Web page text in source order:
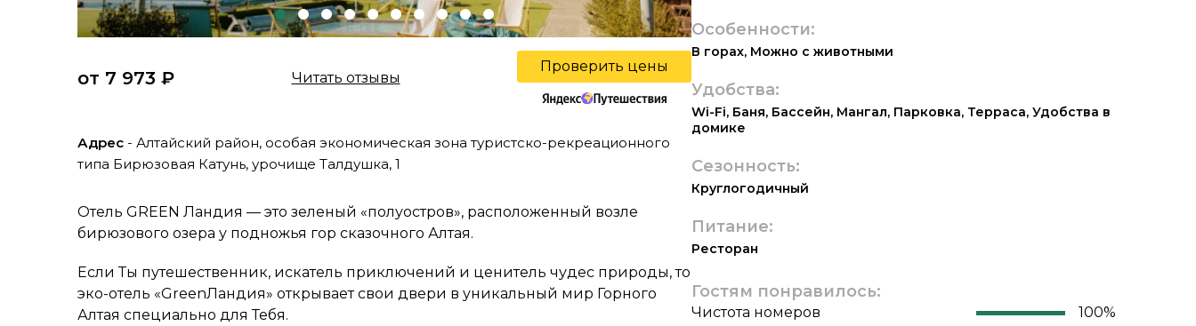
от 7 973 ₽ Читать отзывы
Проверить цены
Адрес - Алтайский район, особая экономическая зона туристско-рекреационного
типа Бирюзовая Катунь, урочище Талдушка, 1
Отель GREEN Ландия — это зеленый «полуостров», расположенный возле
бирюзового озера у подножья гор сказочного Алтая.
Если Ты путешественник, искатель приключений и ценитель чудес природы, то
эко-отель «GreenЛандия» открывает свои двери в уникальный мир Горного
Алтая специально для Тебя.
Особенности:
В горах, Можно с животными
Удобства:
Wi-Fi, Баня, Бассейн, Мангал, Парковка, Терраса, Удобства в
домике
Сезонность:
Круглогодичный
Питание:
Ресторан
Гостям понравилось:
Чистота номеров
100%